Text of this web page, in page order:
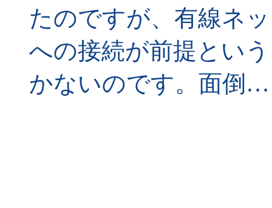
たのですが、有線ネ
への接続が前提とい
かないのです。面倒…